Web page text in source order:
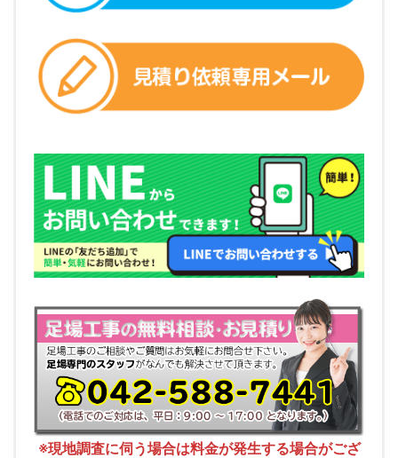
※現地調査に伺う場合は料金が発生する場合がござ